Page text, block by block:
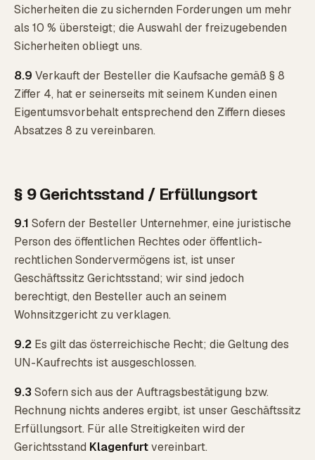
Sicherheiten die zu sichernden Forderungen um mehr
als 10 % übersteigt; die Auswahl der freizugebenden
Sicherheiten obliegt uns.
8.9 Verkauft der Besteller die Kaufsache gemäß § 8
Ziffer 4, hat er seinerseits mit seinem Kunden einen
Eigentumsvorbehalt entsprechend den Ziffern dieses
Absatzes 8 zu vereinbaren.
§ 9 Gerichtsstand / Erfüllungsort
9.1 Sofern der Besteller Unternehmer, eine juristische
Person des öffentlichen Rechtes oder öffentlich-
rechtlichen Sondervermögens ist, ist unser
Geschäftssitz Gerichtsstand; wir sind jedoch
berechtigt, den Besteller auch an seinem
Wohnsitzgericht zu verklagen.
9.2 Es gilt das österreichische Recht; die Geltung des
UN-Kaufrechts ist ausgeschlossen.
9.3 Sofern sich aus der Auftragsbestätigung bzw.
Rechnung nichts anderes ergibt, ist unser Geschäftssitz
Erfüllungsort. Für alle Streitigkeiten wird der
Gerichtsstand Klagenfurtvereinbart.